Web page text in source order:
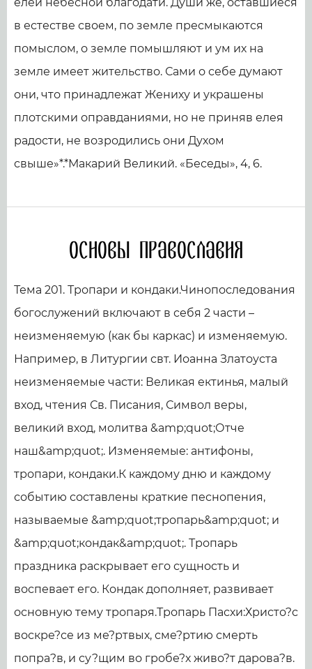
в естестве своем, по земле пресмыкаются
помыслом, о земле помыш­ляют и ум их на
земле имеет жительство. Сами о себе думают
они, что принадлежат Жениху и украшены
плотскими оправданиями, но не приняв елея
радости, не возродились они Духом
свыше»*.*Макарий Великий. «Беседы», 4, 6.
Основы православия
Тема 201. Тропари и кондаки.Чинопоследования
богослужений включают в себя 2 части –
неизменяемую (как бы каркас) и изменяемую.
Например, в Литургии свт. Иоанна Златоуста
неизменяемые части: Великая ектинья, малый
вход, чтения Св. Писания, Символ веры,
великий вход, молитва &amp;quot;Отче
наш&amp;quot;. Изменяемые: антифоны,
тропари, кондаки.К каждому дню и каждому
событию составлены краткие песнопения,
называемые &amp;quot;тропарь&amp;quot; и
&amp;quot;кондак&amp;quot;. Тропарь
праздника раскрывает его сущность и
воспевает его. Кондак дополняет, развивает
основную тему тропаря.Тропарь Пасхи:Христо?с
воскре?се из ме?ртвых, сме?ртию смерть
попра?в, и су?щим во гробе?х живо?т дарова?в.